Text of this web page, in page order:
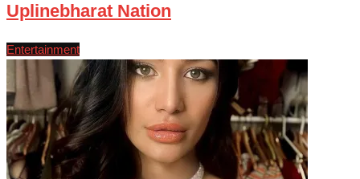
Uplinebharat Nation
Entertainment